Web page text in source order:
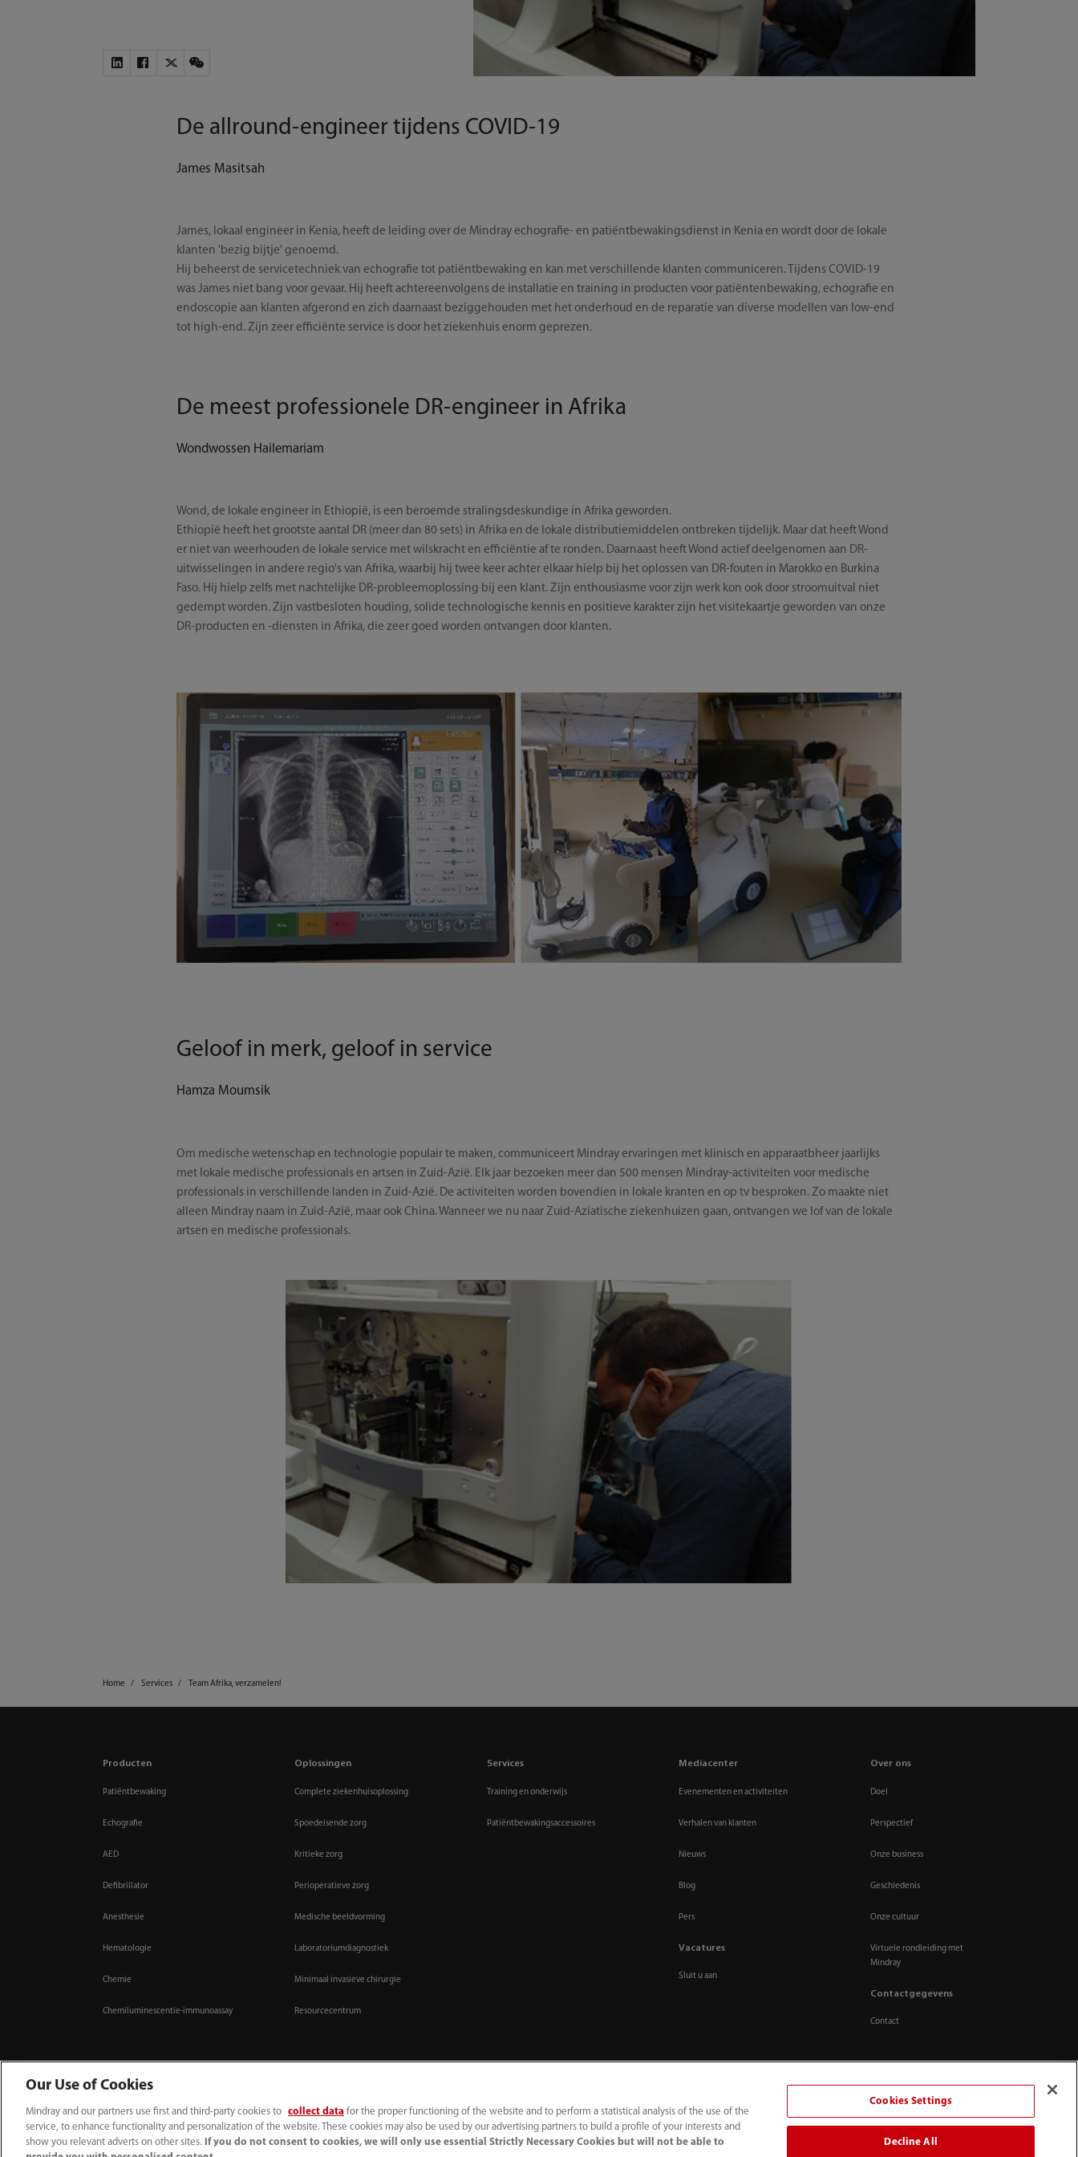
De allround-engineer tijdens COVID-19
James Masitsah
James, lokaal engineer in Kenia, heeft de leiding over de Mindray echografie- en patiëntbewakingsdienst in Kenia en wordt door de lokale
klanten 'bezig bijtje' genoemd.
Hij beheerst de servicetechniek van echografie tot patiëntbewaking en kan met verschillende klanten communiceren. Tijdens COVID-19
was James niet bang voor gevaar. Hij heeft achtereenvolgens de installatie en training in producten voor patiëntenbewaking, echografie en
endoscopie aan klanten afgerond en zich daarnaast beziggehouden met het onderhoud en de reparatie van diverse modellen van low-end
tot high-end. Zijn zeer efficiënte service is door het ziekenhuis enorm geprezen.
De meest professionele DR-engineer in Afrika
Wondwossen Hailemariam
Wond, de lokale engineer in Ethiopië, is een beroemde stralingsdeskundige in Afrika geworden.
Ethiopië heeft het grootste aantal DR (meer dan 80 sets) in Afrika en de lokale distributiemiddelen ontbreken tijdelijk. Maar dat heeft Wond
er niet van weerhouden de lokale service met wilskracht en efficiëntie af te ronden. Daarnaast heeft Wond actief deelgenomen aan DR-
uitwisselingen in andere regio's van Afrika, waarbij hij twee keer achter elkaar hielp bij het oplossen van DR-fouten in Marokko en Burkina
Faso. Hij hielp zelfs met nachtelijke DR-probleemoplossing bij een klant. Zijn enthousiasme voor zijn werk kon ook door stroomuitval niet
gedempt worden. Zijn vastbesloten houding, solide technologische kennis en positieve karakter zijn het visitekaartje geworden van onze
DR-producten en -diensten in Afrika, die zeer goed worden ontvangen door klanten.
Geloof in merk, geloof in service
Hamza Moumsik
Om medische wetenschap en technologie populair te maken, communiceert Mindray ervaringen met klinisch en apparaatbheer jaarlijks
met lokale medische professionals en artsen in Zuid-Azië. Elk jaar bezoeken meer dan 500 mensen Mindray-activiteiten voor medische
professionals in verschillende landen in Zuid-Azië. De activiteiten worden bovendien in lokale kranten en op tv besproken. Zo maakte niet
alleen Mindray naam in Zuid-Azië, maar ook China. Wanneer we nu naar Zuid-Aziatische ziekenhuizen gaan, ontvangen we lof van de lokale
artsen en medische professionals.
Home Services Team Afrika, verzamelen!
Producten
Patiëntbewaking
Echografie
AED
Defibrillator
Anesthesie
Hematologie
Chemie
Chemiluminescentie-immunoassay
Oplossingen
Complete ziekenhuisoplossing
Spoedeisende zorg
Kritieke zorg
Perioperatieve zorg
Medische beeldvorming
Laboratoriumdiagnostiek
Minimaal invasieve chirurgie
Resourcecentrum
Services
Training en onderwijs
Patiëntbewakingsaccessoires
Mediacenter
Evenementen en activiteiten
Verhalen van klanten
Nieuws
Blog
Pers
Vacatures
Sluit u aan
Over ons
Doel
Perspectief
Onze business
Geschiedenis
Onze cultuur
Virtuele rondleiding met
Mindray
Contactgegevens
Contact
(31-33) 254 4911 info.nl@mindray.com
Gebruiksvoorwaarden ｜ Sitemap ｜ Cookie kennisgeving ｜ Privacy Verklaring｜Hulplijn naleving ｜ Klokkenluiden｜Contact
Our Use of Cookies
Mindray and our partners use first and third-party cookies to collect data for the proper functioning of the website and to perform a statistical analysis of the use of the
service, to enhance functionality and personalization of the website. These cookies may also be used by our advertising partners to build a profile of your interests and
show you relevant adverts on other sites.
If you do not consent to cookies, we will only use essential Strictly Necessary Cookies but will not be able to
Cookies Settings
Decline All